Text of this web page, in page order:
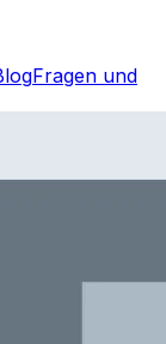
Fragen und